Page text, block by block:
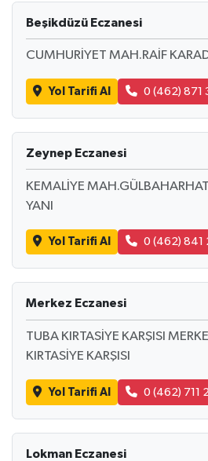
Beşikdüzü Eczanesi
CUMHURİYET MAH.RAİF
Yol Tarifi Al 0 (462) 871
Zeynep Eczanesi
KEMALİYE
YANI
Yol Tarifi Al 0 (462) 841
Merkez Eczanesi
TUBA KIRTASİYE KARŞISI
KIRTASİYE KARŞISI
Yol Tarifi Al 0 (462) 711
Lokman Eczanesi